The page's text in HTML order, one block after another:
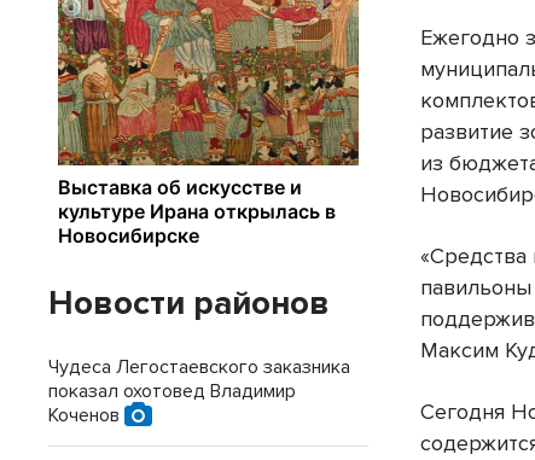
Ежегодно
развитие
из
Максим
Сегодня
Новости районов
Чудеса Легостаевского заказника
показал охотовед Владимир
Коченов